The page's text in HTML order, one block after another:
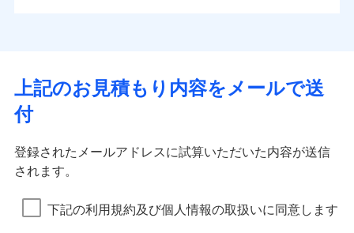
上記のお見積もり内容をメールで送
付
登録されたメールアドレスに試算いただいた内容が送信
されます。
下記の利用規約及び個人情報の取扱いに同意します